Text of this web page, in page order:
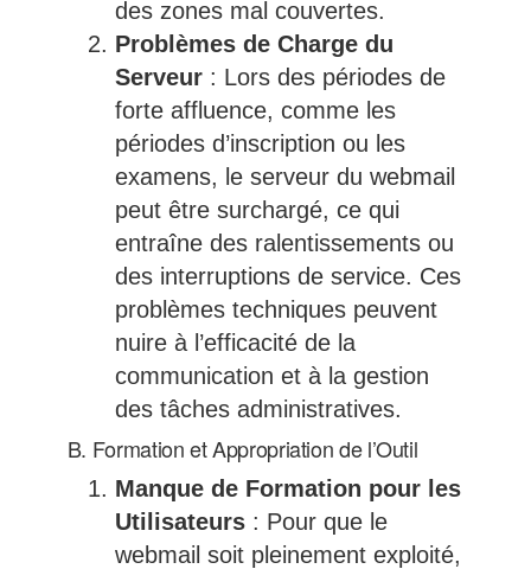
des zones mal couvertes.
Problèmes de Charge du
Serveur: Lors des périodes de
forte affluence, comme les
périodes d’inscription ou les
examens, le serveur du webmail
peut être surchargé, ce qui
entraîne des ralentissements ou
des interruptions de service. Ces
problèmes techniques peuvent
nuire à l’efficacité de la
communication et à la gestion
des tâches administratives.
B. Formation et Appropriation de l’Outil
Manque de Formation pour les
Utilisateurs: Pour que le
webmail soit pleinement exploité,